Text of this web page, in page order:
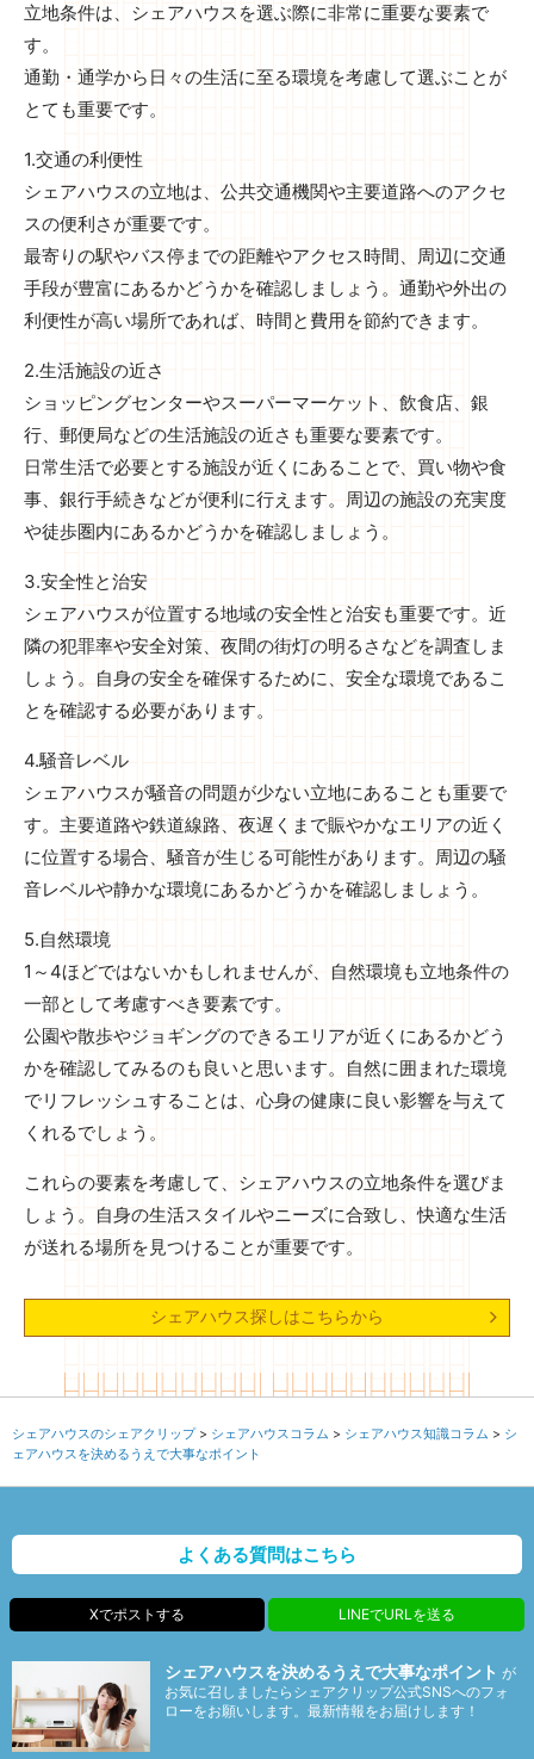
立地条件は、シェアハウスを選ぶ際に非常に重要な要素で
す。
通勤・通学から日々の生活に至る環境を考慮して選ぶことが
とても重要です。
1.交通の利便性
シェアハウスの立地は、公共交通機関や主要道路へのアクセ
スの便利さが重要です。
最寄りの駅やバス停までの距離やアクセス時間、周辺に交通
手段が豊富にあるかどうかを確認しましょう。通勤や外出の
利便性が高い場所であれば、時間と費用を節約できます。
2.生活施設の近さ
ショッピングセンターやスーパーマーケット、飲食店、銀
行、郵便局などの生活施設の近さも重要な要素です。
日常生活で必要とする施設が近くにあることで、買い物や食
事、銀行手続きなどが便利に行えます。周辺の施設の充実度
や徒歩圏内にあるかどうかを確認しましょう。
3.安全性と治安
シェアハウスが位置する地域の安全性と治安も重要です。近
隣の犯罪率や安全対策、夜間の街灯の明るさなどを調査しま
しょう。自身の安全を確保するために、安全な環境であるこ
とを確認する必要があります。
4.騒音レベル
シェアハウスが騒音の問題が少ない立地にあることも重要で
す。主要道路や鉄道線路、夜遅くまで賑やかなエリアの近く
に位置する場合、騒音が生じる可能性があります。周辺の騒
音レベルや静かな環境にあるかどうかを確認しましょう。
5.自然環境
1～4ほどではないかもしれませんが、自然環境も立地条件の
一部として考慮すべき要素です。
公園や散歩やジョギングのできるエリアが近くにあるかどう
かを確認してみるのも良いと思います。自然に囲まれた環境
でリフレッシュすることは、心身の健康に良い影響を与えて
くれるでしょう。
これらの要素を考慮して、シェアハウスの立地条件を選びま
しょう。自身の生活スタイルやニーズに合致し、快適な生活
が送れる場所を見つけることが重要です。
シェアハウス探しはこちらから
シェアハウスのシェアクリップ シェアハウスコラム シェアハウス知識コラム
シ
ェアハウスを決めるうえで大事なポイント
よくある質問はこちら
Xでポストする LINEでURLを送る
シェアハウスを決めるうえで大事なポイント が
お気に召しましたらシェアクリップ公式SNSへのフォ
ローをお願いします。最新情報をお届けします！